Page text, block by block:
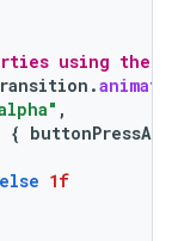
using the
.
,
{
else 1f